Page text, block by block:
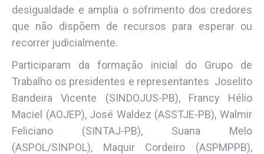
desigualdade e amplia o sofrimento dos credores
que não dispõem de recursos para esperar ou
recorrer judicialmente.
Participaram da formação inicial do Grupo de
Trabalho os presidentes e representantes Joselito
Bandeira Vicente (SINDOJUS-PB), Francy Hélio
Maciel (AOJEP), José Waldez (ASSTJE-PB), Walmir
Feliciano (SINTAJ-PB), Suana Melo
(ASPOL/SINPOL), Maquir Cordeiro (ASPMPPB),